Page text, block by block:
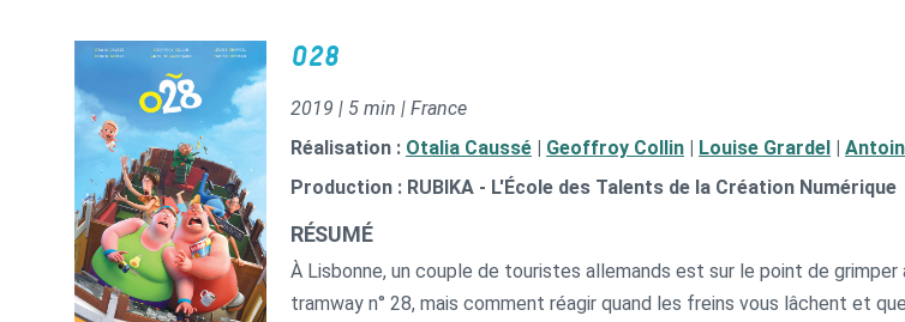
O28
2019 | 5 min | France
Réalisation : Otalia Caussé | Geoffroy Collin | Louise Grardel |
Production : RUBIKA - L'École des Talents de la Création Numérique
RÉSUMÉ
À Lisbonne, un couple de touristes allemands est sur le point de grimper
tramway n° 28, mais comment réagir quand les freins vous lâchent et